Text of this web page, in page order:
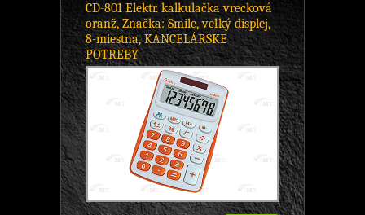
CD-801 Elektr. kalkulačka vrecková
oranž, Značka: Smile, veľký displej,
8-miestna, KANCELÁRSKE
POTREBY